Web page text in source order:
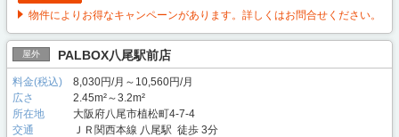
物件によりお得なキャンペーンがあります。詳しくはお問合せください。
屋外 PALBOX八尾駅前店
料金(税込)
8,030円/月～10,560円/月
広さ
2.45m²～3.2m²
所在地
大阪府八尾市植松町4-7-4
交通
ＪＲ関西本線 八尾駅 徒歩 3分